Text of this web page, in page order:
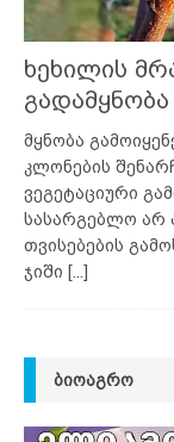
ხეხილის
მყნობა
კლონების
ვეგეტაციური
სასარგებლო არ
თვისებების
ჯიში [...]
ᲑᲘᲝᲐᲒᲠᲝ